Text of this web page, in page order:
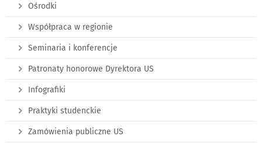
Ośrodki
Współpraca w regionie
Seminaria i konferencje
Patronaty honorowe Dyrektora US
Infografiki
Praktyki studenckie
Zamówienia publiczne US